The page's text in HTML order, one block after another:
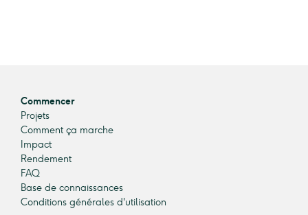
Commencer
Projets
Comment ça marche
Impact
Rendement
FAQ
Base de connaissances
Conditions générales d'utilisation